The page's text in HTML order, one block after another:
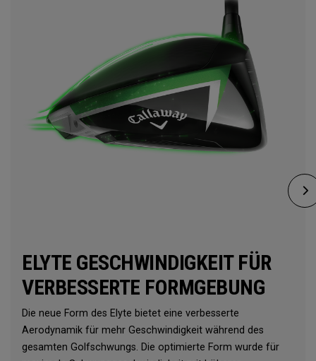
ELYTE GESCHWINDIGKEIT FÜR
VERBESSERTE FORMGEBUNG
Die neue Form des Elyte bietet eine verbesserte
Aerodynamik für mehr Geschwindigkeit während des
gesamten Golfschwungs. Die optimierte Form wurde für